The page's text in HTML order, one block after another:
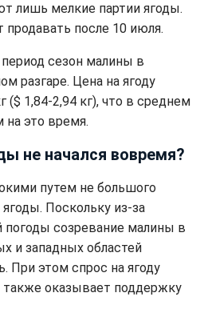
лишь мелкие партии ягоды.
продавать после 10 июля.
сезон малины в
разгаре. Цена на ягоду
($ 1,84-2,94 кг), что в среднем
на это время.
не начался вовремя?
путем не большого
Поскольку из-за
погоды созревание малины в
и западных областей
При этом спрос на ягоду
также оказывает поддержку